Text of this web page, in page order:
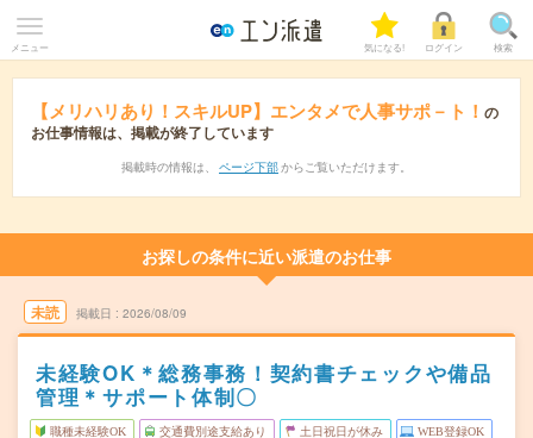
メニュー 気になる! ログイン 検索
【メリハリあり！スキルUP】エンタメで人事サポ－ト！ の
お仕事情報は、掲載が終了しています
掲載時の情報は、 ページ下部 からご覧いただけます。
お探しの条件に近い派遣のお仕事
未読 掲載日 2026/08/09
未経験OK＊総務事務！契約書チェックや備品
管理＊サポート体制〇
職種未経験OK 交通費別途支給あり 土日祝日が休み WEB登録OK